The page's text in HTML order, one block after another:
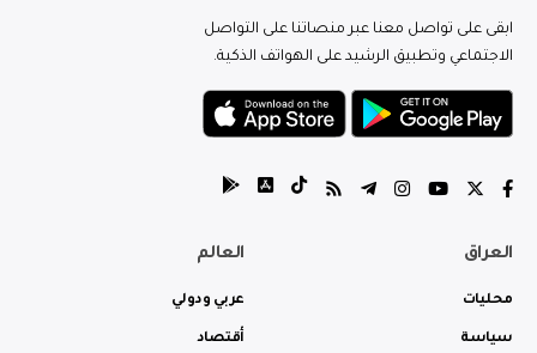
ابقى على تواصل معنا عبر منصاتنا على التواصل
الاجتماعي وتطبيق الرشيد على الهواتف الذكية.
العراق
محليات
سياسة
العالم
عربي ودولي
أقتصاد